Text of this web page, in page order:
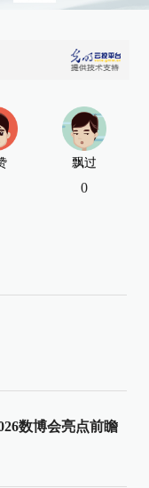
飘过
0
数博会亮点前瞻